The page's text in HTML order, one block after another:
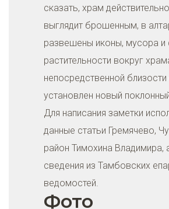
сказать, храм
выглядит брошенным, в
развешены иконы, мусора и
растительности вокруг
непосредственной близости
установлен новый
Для написания заметки
данные статьи Гремячево,
район Тимохина Владимира,
сведения из Тамбовских
ведомостей.
Фото